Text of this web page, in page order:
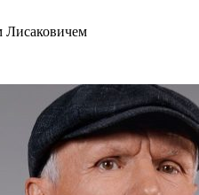
Лисаковичем